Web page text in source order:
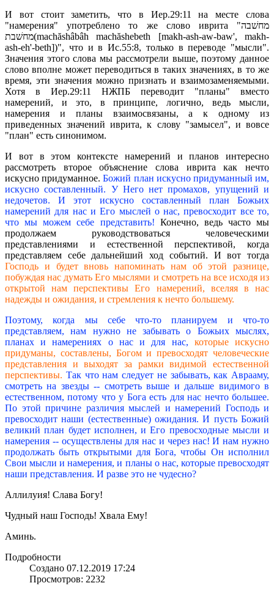
И вот стоит заметить, что в Иер.29:11 на месте слова
"намерения" употреблено то же слово иврита "מחשׁבה
מחשׁבת(machăshâbâh machăshebeth [makh-ash-aw-baw', makh-
ash-eh'-beth])", что и в Ис.55:8, только в переводе "мысли".
Значения этого слова мы рассмотрели выше, поэтому данное
слово вполне может переводиться в таких значениях, в то же
время, эти значения можно признать и взаимозаменяемыми.
Хотя в Иер.29:11 НЖПБ переводит "планы" вместо
намерений, и это, в принципе, логично, ведь мысли,
намерения и планы взаимосвязаны, а к одному из
приведенных значений иврита, к слову "замысел", и вовсе
"план" есть синонимом.
И вот в этом контексте намерений и планов интересно
рассмотреть второе объяснение слова иврита как нечто
искусно придуманное.Божий план искусно придуманный им,
искусно составленный. У Него нет промахов, упущений и
недочетов. И этот искусно составленный план Божьих
намерений для нас и Его мыслей о нас, превосходит все то,
что мы можем себе представить! Конечно, ведь часто мы
продолжаем руководствоваться человеческими
представлениями и естественной перспективой, когда
представляем себе дальнейший ход событий. И вот тогда
Господь и будет вновь напоминать нам об этой разнице,
побуждая нас думать Его мыслями и смотреть на все исходя из
открытой нам перспективы Его намерений, вселяя в нас
надежды и ожидания, и стремления к нечто большему.
Поэтому, когда мы себе что-то планируем и что-то
представляем, нам нужно не забывать о Божьих мыслях,
планах и намерениях о нас и для нас, которые искусно
придуманы, составлены, Богом и превосходят человеческие
представления и выходят за рамки видимой естественной
перспективы. Так что нам следует не забывать, как Аврааму,
смотреть на звезды -- смотреть выше и дальше видимого в
естественном, потому что у Бога есть для нас нечто большее.
По этой причине различия мыслей и намерений Господь и
превосходит наши (естественные) ожидания. И пусть Божий
великий план будет исполнен, и Его превосходные мысли и
намерения -- осуществлены для нас и через нас! И нам нужно
продолжать быть открытыми для Бога, чтобы Он исполнил
Свои мысли и намерения, и планы о нас, которые превосходят
наши представления. И разве это не чудесно?
Аллилуия! Слава Богу!
Чудный наш Господь! Хвала Ему!
Аминь.
Подробности
Создано 07.12.2019 17:24
Просмотров: 2232